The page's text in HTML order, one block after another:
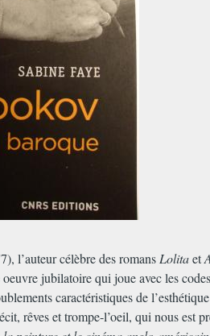
l’auteur célèbre des romansLolitaet
jubilatoire qui joue avec les
caractéristiques de
rêves et trompe-l’oeil, qui nous est